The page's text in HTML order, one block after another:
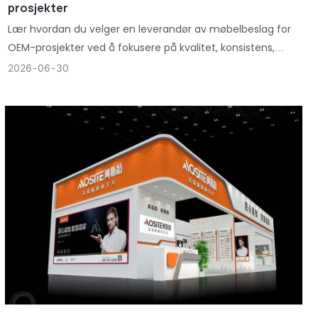
prosjekter
Lær hvordan du velger en leverandør av møbelbeslag for
OEM-prosjekter ved å fokusere på kvalitet, konsistens,
produksjonskapasitet og langsiktig produksjonspålitelighet.
2026 06 30